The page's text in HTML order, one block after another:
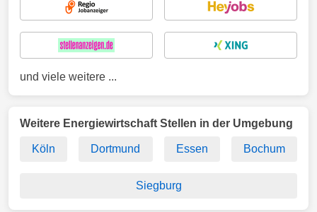
und viele weitere ...
Weitere Energiewirtschaft Stellen in der Umgebung
Köln Dortmund Essen Bochum
Siegburg